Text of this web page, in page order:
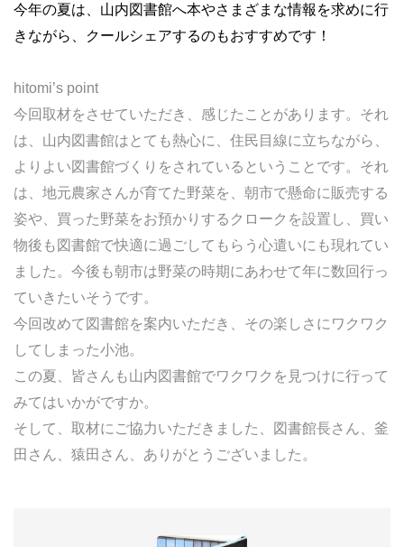
今年の夏は、山内図書館へ本やさまざまな情報を求めに行
きながら、クールシェアするのもおすすめです！
hitomi’s point
今回取材をさせていただき、感じたことがあります。それ
は、山内図書館はとても熱心に、住民目線に立ちながら、
よりよい図書館づくりをされているということです。それ
は、地元農家さんが育てた野菜を、朝市で懸命に販売する
姿や、買った野菜をお預かりするクロークを設置し、買い
物後も図書館で快適に過ごしてもらう心遣いにも現れてい
ました。今後も朝市は野菜の時期にあわせて年に数回行っ
ていきたいそうです。
今回改めて図書館を案内いただき、その楽しさにワクワク
してしまった小池。
この夏、皆さんも山内図書館でワクワクを見つけに行って
みてはいかがですか。
そして、取材にご協力いただきました、図書館長さん、釜
田さん、猿田さん、ありがとうございました。